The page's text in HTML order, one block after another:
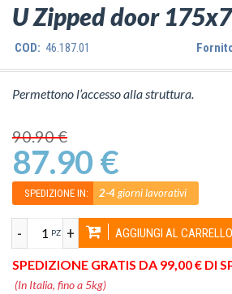
U Zipped door
COD: 46.187.01
Permettono l’accesso alla struttura.
90.90 €
87.90 €
SPEDIZIONE IN: 2-4giorni lavorativi
PZ +
- AGGIUNGI AL CARRELLO
SPEDIZIONE GRATIS DA 99,00 € DI
(In Italia, fino a 5kg)